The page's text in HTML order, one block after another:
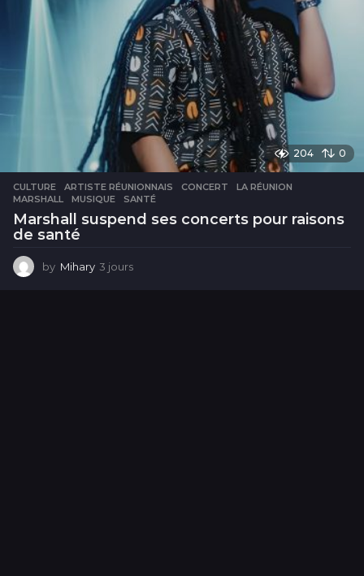
204 0
CULTURE ARTISTE RÉUNIONNAIS ,CONCERT ,LA RÉUNION
MARSHALL
,MUSIQUE ,SANTÉ
Marshall suspend ses concerts pour raisons
de santé
by Mihary 3 jours